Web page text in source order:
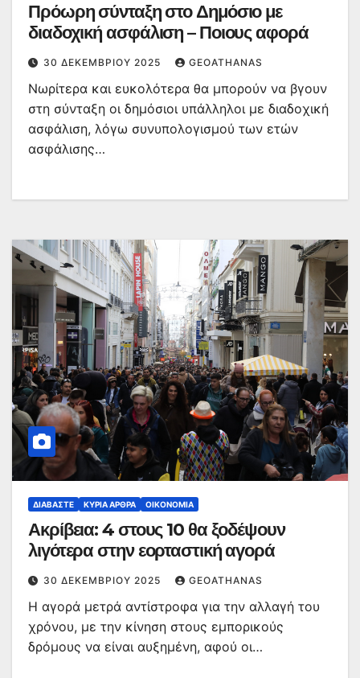
Πρόωρη σύνταξη στο Δημόσιο με
διαδοχική ασφάλιση – Ποιους αφορά
30 ΔΕΚΕΜΒΡΊΟΥ 2025 GEOATHANAS
Νωρίτερα και ευκολότερα θα μπορούν να βγουν
στη σύνταξη οι δημόσιοι υπάλληλοι με διαδοχική
ασφάλιση, λόγω συνυπολογισμού των ετών
ασφάλισης…
ΔΙΑΒΆΣΤΕ ΚΥΡΙΑ ΑΡΘΡΑ ΟΙΚΟΝΟΜΊΑ
Ακρίβεια: 4 στους 10 θα ξοδέψουν
λιγότερα στην εορταστική αγορά
30 ΔΕΚΕΜΒΡΊΟΥ 2025 GEOATHANAS
Η αγορά μετρά αντίστροφα για την αλλαγή του
χρόνου, με την κίνηση στους εμπορικούς
δρόμους να είναι αυξημένη, αφού οι…